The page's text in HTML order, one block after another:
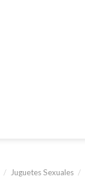
/ Juguetes Sexuales /